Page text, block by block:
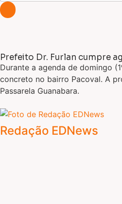
Prefeito Dr. Furlan cumpre
Durante a agenda de domingo
concreto no bairro Pacoval. A
Passarela Guanabara.
Redação EDNews